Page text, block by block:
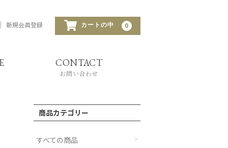
新規会員登録 カートの中 0
CONTACT
商品カテゴリー
すべての商品